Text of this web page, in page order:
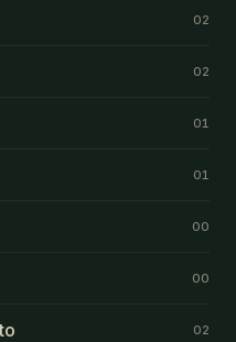
02
02
01
01
00
00
02